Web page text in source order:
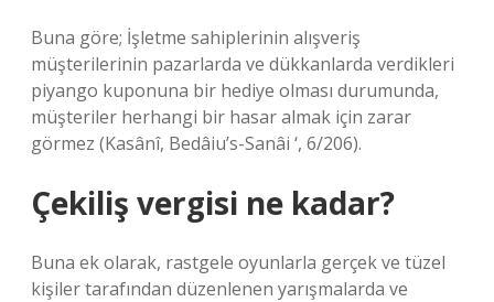
Buna göre; İşletme sahiplerinin alışveriş
müşterilerinin pazarlarda ve dükkanlarda verdikleri
piyango kuponuna bir hediye olması durumunda,
müşteriler herhangi bir hasar almak için zarar
görmez (Kasânî, Bedâiu’s-Sanâi ‘, 6/206).
Çekiliş vergisi ne kadar?
Buna ek olarak, rastgele oyunlarla gerçek ve tüzel
kişiler tarafından düzenlenen yarışmalarda ve